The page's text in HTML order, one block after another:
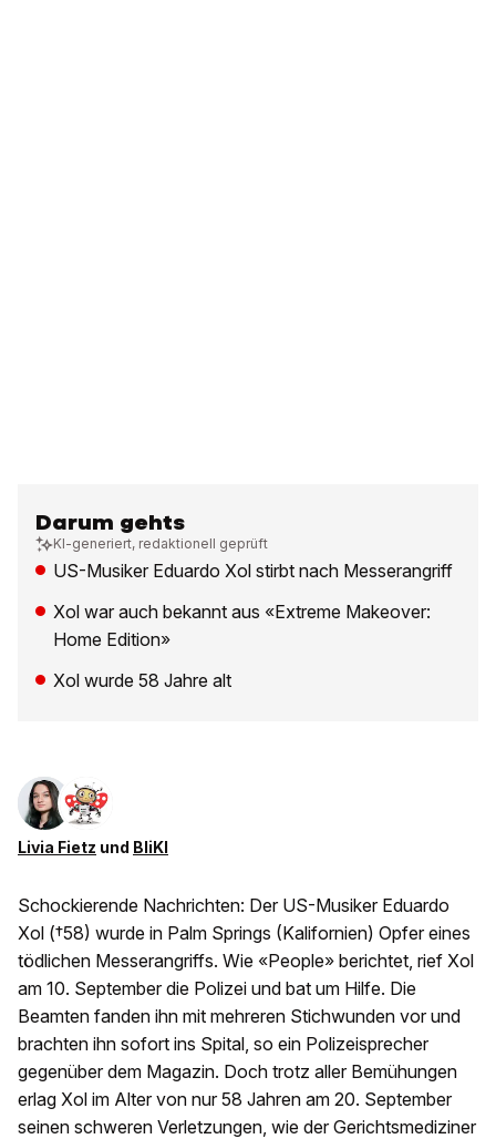
Darum gehts
KI-generiert, redaktionell geprüft
US-Musiker Eduardo Xol stirbt nach Messerangriff
Xol war auch bekannt aus «Extreme Makeover:
Home Edition»
Xol wurde 58 Jahre alt
Livia Fietz und BliKI
Schockierende Nachrichten: Der US-Musiker Eduardo
Xol (†58) wurde in Palm Springs (Kalifornien) Opfer eines
tödlichen Messerangriffs. Wie «People» berichtet, rief Xol
am 10. September die Polizei und bat um Hilfe. Die
Beamten fanden ihn mit mehreren Stichwunden vor und
brachten ihn sofort ins Spital, so ein Polizeisprecher
gegenüber dem Magazin. Doch trotz aller Bemühungen
erlag Xol im Alter von nur 58 Jahren am 20. September
seinen schweren Verletzungen, wie der Gerichtsmediziner